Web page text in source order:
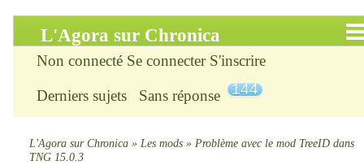
L'Agora sur Chronica
Accueil
Infos
Chercher
Non connecté Se connecter S'inscrire
Derniers sujets Sans réponse 144
L'Agora sur Chronica » Les mods » Problème avec le mod TreeID dans
TNG 15.0.3